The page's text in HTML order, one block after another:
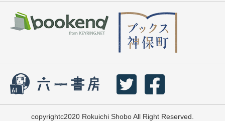
copyrightc2020 Rokuichi Shobo All Right Reserved.